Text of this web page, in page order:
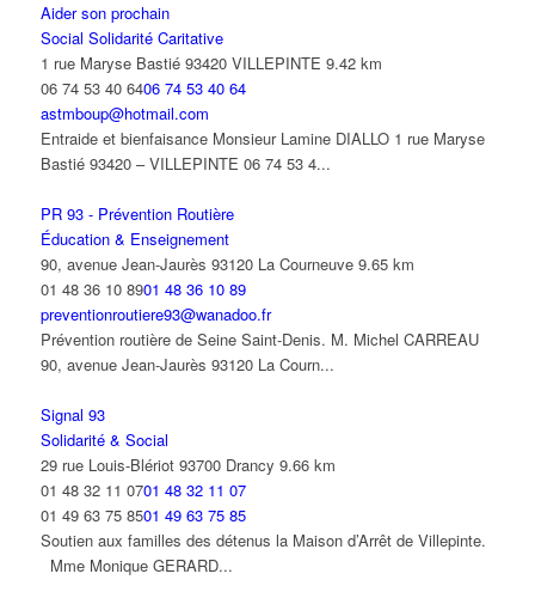
Aider son prochain
Social Solidarité Caritative
1 rue Maryse Bastié 93420 VILLEPINTE 9.42 km
06 74 53 40 6406 74 53 40 64
astmboup@hotmail.com
Entraide et bienfaisance Monsieur Lamine DIALLO 1 rue Maryse
Bastié 93420 – VILLEPINTE 06 74 53 4...
PR 93 - Prévention Routière
Éducation & Enseignement
90, avenue Jean-Jaurès 93120 La Courneuve 9.65 km
01 48 36 10 8901 48 36 10 89
preventionroutiere93@wanadoo.fr
Prévention routière de Seine Saint-Denis. M. Michel CARREAU
90, avenue Jean-Jaurès 93120 La Courn...
Signal 93
Solidarité & Social
29 rue Louis-Blériot 93700 Drancy 9.66 km
01 48 32 11 0701 48 32 11 07
01 49 63 75 8501 49 63 75 85
Soutien aux familles des détenus la Maison d’Arrêt de Villepinte.
Mme Monique GERARD...